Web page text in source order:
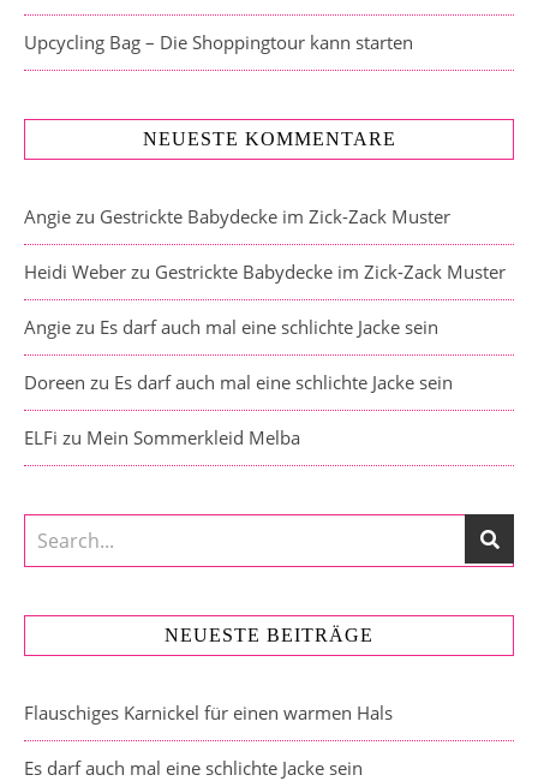
Upcycling Bag – Die Shoppingtour kann starten
NEUESTE KOMMENTARE
Angie zu Gestrickte Babydecke im Zick-Zack Muster
Heidi Weber zu Gestrickte Babydecke im Zick-Zack Muster
Angie zu Es darf auch mal eine schlichte Jacke sein
Doreen zu Es darf auch mal eine schlichte Jacke sein
ELFi zu Mein Sommerkleid Melba
NEUESTE BEITRÄGE
Flauschiges Karnickel für einen warmen Hals
Es darf auch mal eine schlichte Jacke sein